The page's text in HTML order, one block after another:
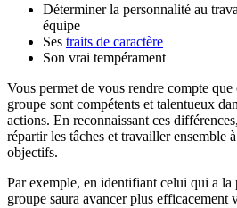
Déterminer la personnalité au
équipe
Ses traits de caractère
Son vrai tempérament
Vous permet de vous rendre compte que
groupe sont compétents et talentueux
actions. En reconnaissant ces
répartir les tâches et travailler ensemble
objectifs.
Par exemple, en identifiant celui qui a la
groupe saura avancer plus efficacement